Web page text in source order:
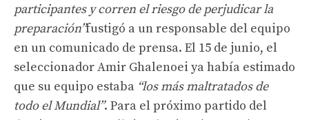
participantes y corren el riesgo de perjudicar la
preparación”fustigó a un responsable del equipo
en un comunicado de prensa. El 15 de junio, el
seleccionador Amir Ghalenoei ya había estimado
que su equipo estaba “los más maltratados de
todo el Mundial”. Para el próximo partido del